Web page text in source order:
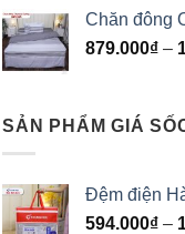
hạng
1.00
5
Chăn đông
879.000₫ –
SẢN PHẨM GIÁ
Đệm điện
594.000₫ –